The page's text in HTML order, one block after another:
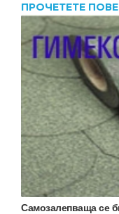
ПРОЧЕТЕТЕ
Самозалепваща се